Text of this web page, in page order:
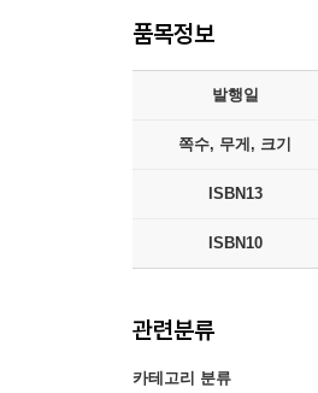
품목정보
발행일
쪽수, 무게, 크기
ISBN13
ISBN10
관련분류
카테고리 분류